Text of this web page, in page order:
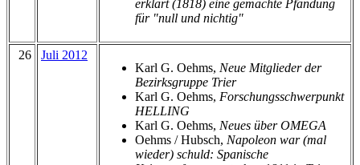
erklärt (1818) eine gemachte Pfändung
für "null und nichtig"
26
Juli 2012
Karl G. Oehms, Neue Mitglieder der
Bezirksgruppe Trier
Karl G. Oehms, Forschungsschwerpunkt
HELLING
Karl G. Oehms, Neues über OMEGA
Oehms / Hubsch, Napoleon war (mal
wieder) schuld: Spanische